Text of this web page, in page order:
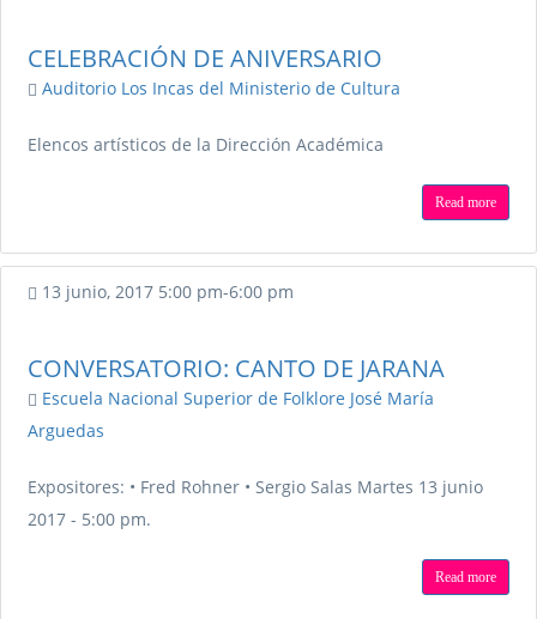
CELEBRACIÓN DE ANIVERSARIO
Auditorio Los Incas del Ministerio de Cultura
Elencos artísticos de la Dirección Académica
Read more
13 junio, 2017 5:00 pm-6:00 pm
CONVERSATORIO: CANTO DE JARANA
Escuela Nacional Superior de Folklore José María
Arguedas
Expositores: • Fred Rohner • Sergio Salas Martes 13 junio
2017 - 5:00 pm.
Read more